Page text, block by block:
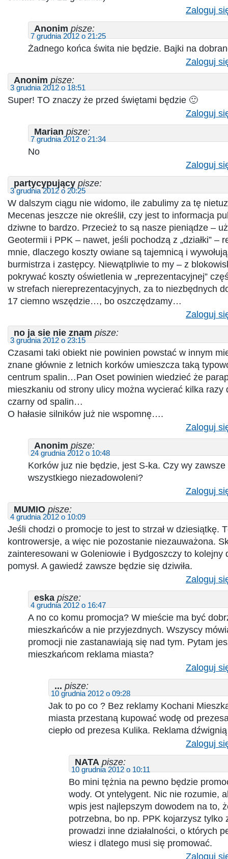
Zaloguj
Anonim pisze:
7 grudnia 2012 o 21:25
Żadnego końca świta nie będzie. Bajki na
Zaloguj
Anonim pisze:
3 grudnia 2012 o 18:51
Super! TO znaczy że przed świętami będzie 🙂
Zaloguj
Marian pisze:
7 grudnia 2012 o 21:34
No
Zaloguj
partycypujący pisze:
3 grudnia 2012 o 20:25
W dalszym ciągu nie widomo, ile zabulimy za tę
Mecenas jeszcze nie określił, czy jest to informacja
dziwne to bardzo. Przecież to są nasze pieniądze –
Geotermii i PPK – nawet, jeśli pochodzą z „działki” –
mnie, dlaczego koszty owiane są tajemnicą i
burmistrza i zastępcy. Niewątpliwie to my – z
pokrywać koszty oświetlenia w „reprezentacyjnej”
w strefach niereprezentacyjnych, za to niezbędnych
17 ciemno wszędzie…, bo oszczędzamy…
Zaloguj
no ja sie nie znam pisze:
3 grudnia 2012 o 23:15
Czasami taki obiekt nie powinien powstać w innym
znane głównie z letnich korków umieszcza taką
centrum spalin…Pan Oset powinien wiedzieć że
mieszkaniu od strony ulicy można wycierać kilka razy
czarny od spalin…
O hałasie silników już nie wspomnę….
Zaloguj
Anonim pisze:
24 grudnia 2012 o 10:48
Korków juz nie będzie, jest S-ka. Czy wy
wszystkiego niezadowoleni?
Zaloguj
MUMIO pisze:
4 grudnia 2012 o 10:09
Jeśli chodzi o promocje to jest to strzał w dziesiątkę.
kontrowersje, a więc nie pozostanie niezauważona.
zainteresowani w Goleniowie i Bydgoszczy to kolejny
pomysł. A gawiedź zawsze będzie się dziwiła.
Zaloguj
eska pisze:
4 grudnia 2012 o 16:47
A no co komu promocja? W mieście ma być
mieszkańców a nie przyjezdnych. Wszyscy
promocji nie zastanawiają się nad tym. Pytam
mieszkańcom reklama miasta?
Zaloguj
... pisze:
10 grudnia 2012 o 09:28
Jak to po co ? Bez reklamy Kochani
miasta przestaną kupować wodę od
ciepło od prezesa Kulika. Reklama
Zaloguj
NATA pisze:
10 grudnia 2012 o 10:11
Bo mini tężnia na pewno będzie
wody. Ot yntelygent. Nic nie rozumie,
wpis jest najlepszym dowodem na to,
potrzebna, bo np. PPK kojarzysz tylko
prowadzi inne działalności, o których
wiesz i dlatego musi się promować.
Zaloguj